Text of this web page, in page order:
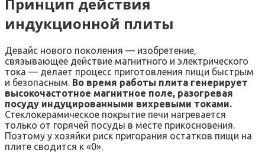
Принцип действия
индукционной плиты
Девайс нового поколения — изобретение,
связывающее действие магнитного и электрического
тока — делает процесс приготовления пищи быстрым
и безопасным. Во время работы плита генерирует
высокочастотное магнитное поле, разогревая
посуду индуцированными вихревыми токами.
Стеклокерамическое покрытие печи нагревается
только от горячей посуды в месте прикосновения.
Поэтому у хозяйки риск пригорания остатков пищи на
плите сводится к «0».